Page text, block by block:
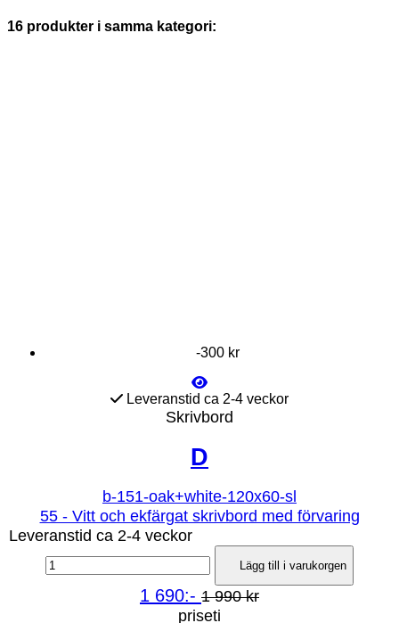
16 produkter i samma kategori:
-300 kr
Leveranstid ca 2-4 veckor
Skrivbord
D
b-151-oak+white-120x60-sl
55 - Vitt och ekfärgat skrivbord med förvaring
Leveranstid ca 2-4 veckor
Lägg till i varukorgen
1 690:- 1 990 kr
priseti